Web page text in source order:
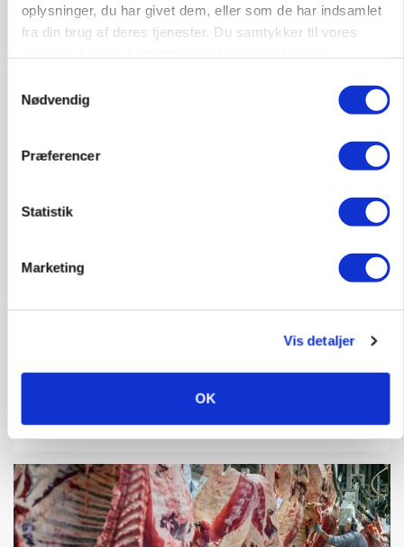
oplysninger, du har givet dem, eller som de har indsamlet
fra din brug af deres tjenester. Du samtykker til vores
Nødvendig
Præferencer
Statistik
Marketing
Vis detaljer
OK
Annonce
Før såmaskinen kører: Her er efterårets største